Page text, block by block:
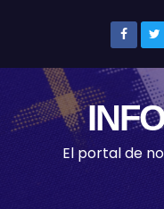
El portal de